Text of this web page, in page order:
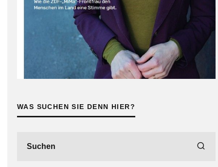
WAS SUCHEN SIE DENN HIER?